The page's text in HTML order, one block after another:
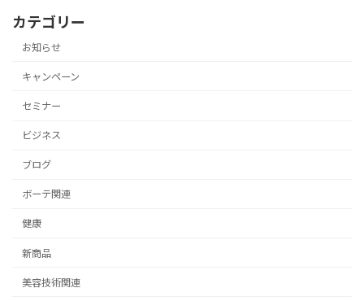
カテゴリー
お知らせ
キャンペーン
セミナー
ビジネス
ブログ
ボーテ関連
健康
新商品
美容技術関連